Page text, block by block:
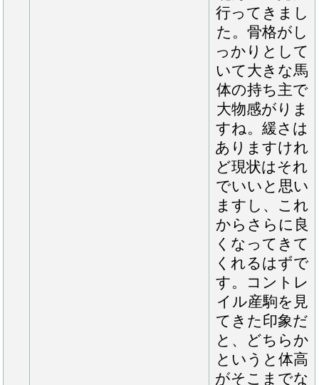
掛けることが
す。運動を制
限していた時
め、移動して
きた当初は体
力面、馬体面
ともに他馬と
比較して幼い
印象を受けま
したが、乗り
運動で適当な
負荷を掛け続
ける中にあっ
ても徐々にカ
イバを食べら
れるようにな
で、だいぶ逞
しさが増して
に、登坂時の
背中の感触や
動きが良くな
ってきている